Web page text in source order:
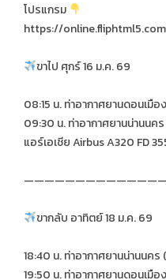
โปรแกรม
https://
ขาไป ศุกร์ 16 ม.ค. 69
08:15 น. ท่าอากาศยานดอนเมือ
09:30 น. ท่าอากาศยานน่านนค
แอร์เอเชีย Airbus A320 FD
ขากลับ อาทิตย์ 18 ม.ค. 69
18:40 น. ท่าอากาศยานน่านนคร
19:50 น. ท่าอากาศยานดอนเมือ